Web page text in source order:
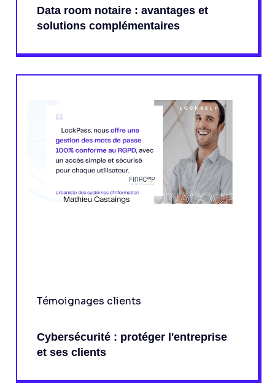
Data room notaire : avantages et
solutions complémentaires
Témoignages clients
Cybersécurité : protéger l'entreprise
et ses clients